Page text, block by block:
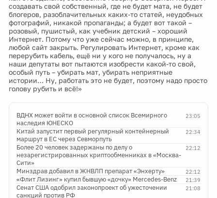
создавать свой собственный, где не будет мата, не будет
блогеров, разоблачительных каких-то статей, неудобных
фотографий, никакой пропаганды; а будет вот такой –
розовый, пушистый, как учебник детский – хороший
Интернет. Потому что уже сейчас можно, в принципе,
любой сайт закрыть. Регулировать Интернет, кроме как
перерубить кабель, ещё ни у кого не получалось, ну а
наши депутаты вот пытаются изобрести какой-то свой,
особый путь – убирать мат, убирать неприятные
истории… Ну, работать это не будет, поэтому надо просто
голову рубить и всё!»
23:05
ВДНХ может войти в основной список Всемирного
наследия ЮНЕСКО
22:34
Китай запустит первый регулярный контейнерный
маршрут в ЕС через Севморпуть
22:12
Более 20 человек задержаны по делу о
незарегистрированных криптообменниках в «Москва-
Сити»
22:12
Минздрав добавил в ЖНВЛП препарат «Энхерту»
21:39
«Флит Лизинг» купил бывшую «дочку» Mercedes-Benz
21:08
Сенат США одобрил законопроект об ужесточении
санкций против РФ